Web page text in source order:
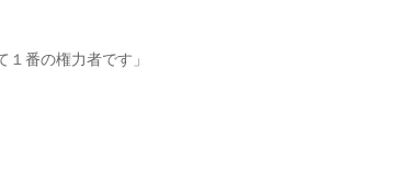
番の権力者です」